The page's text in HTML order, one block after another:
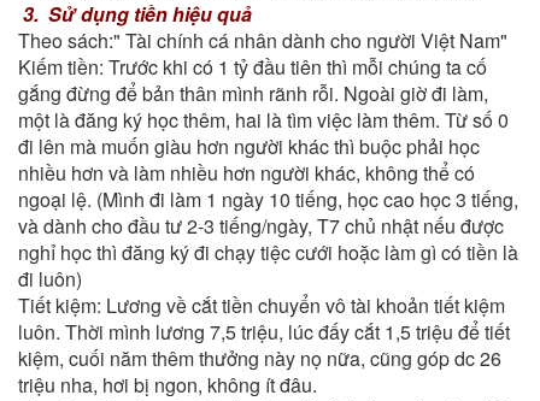
3. Sử dụng tiền hiệu quả
Theo sách:" Tài chính cá nhân dành cho người Việt Nam"
Kiếm tiền: Trước khi có 1 tỷ đầu tiên thì mỗi chúng ta cố
gắng đừng để bản thân mình rãnh rỗi. Ngoài giờ đi làm,
một là đăng ký học thêm, hai là tìm việc làm thêm. Từ số 0
đi lên mà muốn giàu hơn người khác thì buộc phải học
nhiều hơn và làm nhiều hơn người khác, không thể có
ngoại lệ. (Mình đi làm 1 ngày 10 tiếng, học cao học 3 tiếng,
và dành cho đầu tư 2-3 tiếng/ngày, T7 chủ nhật nếu được
nghỉ học thì đăng ký đi chạy tiệc cưới hoặc làm gì có tiền là
đi luôn)
Tiết kiệm: Lương về cắt tiền chuyển vô tài khoản tiết kiệm
luôn. Thời mình lương 7,5 triệu, lúc đấy cắt 1,5 triệu để tiết
kiệm, cuối năm thêm thưởng này nọ nữa, cũng góp dc 26
triệu nha, hơi bị ngon, không ít đâu.